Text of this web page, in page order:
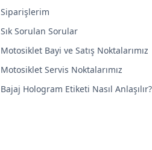
Siparişlerim
Sık Sorulan Sorular
Motosiklet Bayi ve Satış Noktalarımız
Motosiklet Servis Noktalarımız
Bajaj Hologram Etiketi Nasıl Anlaşılır?